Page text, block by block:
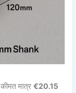
मात्र€20.15